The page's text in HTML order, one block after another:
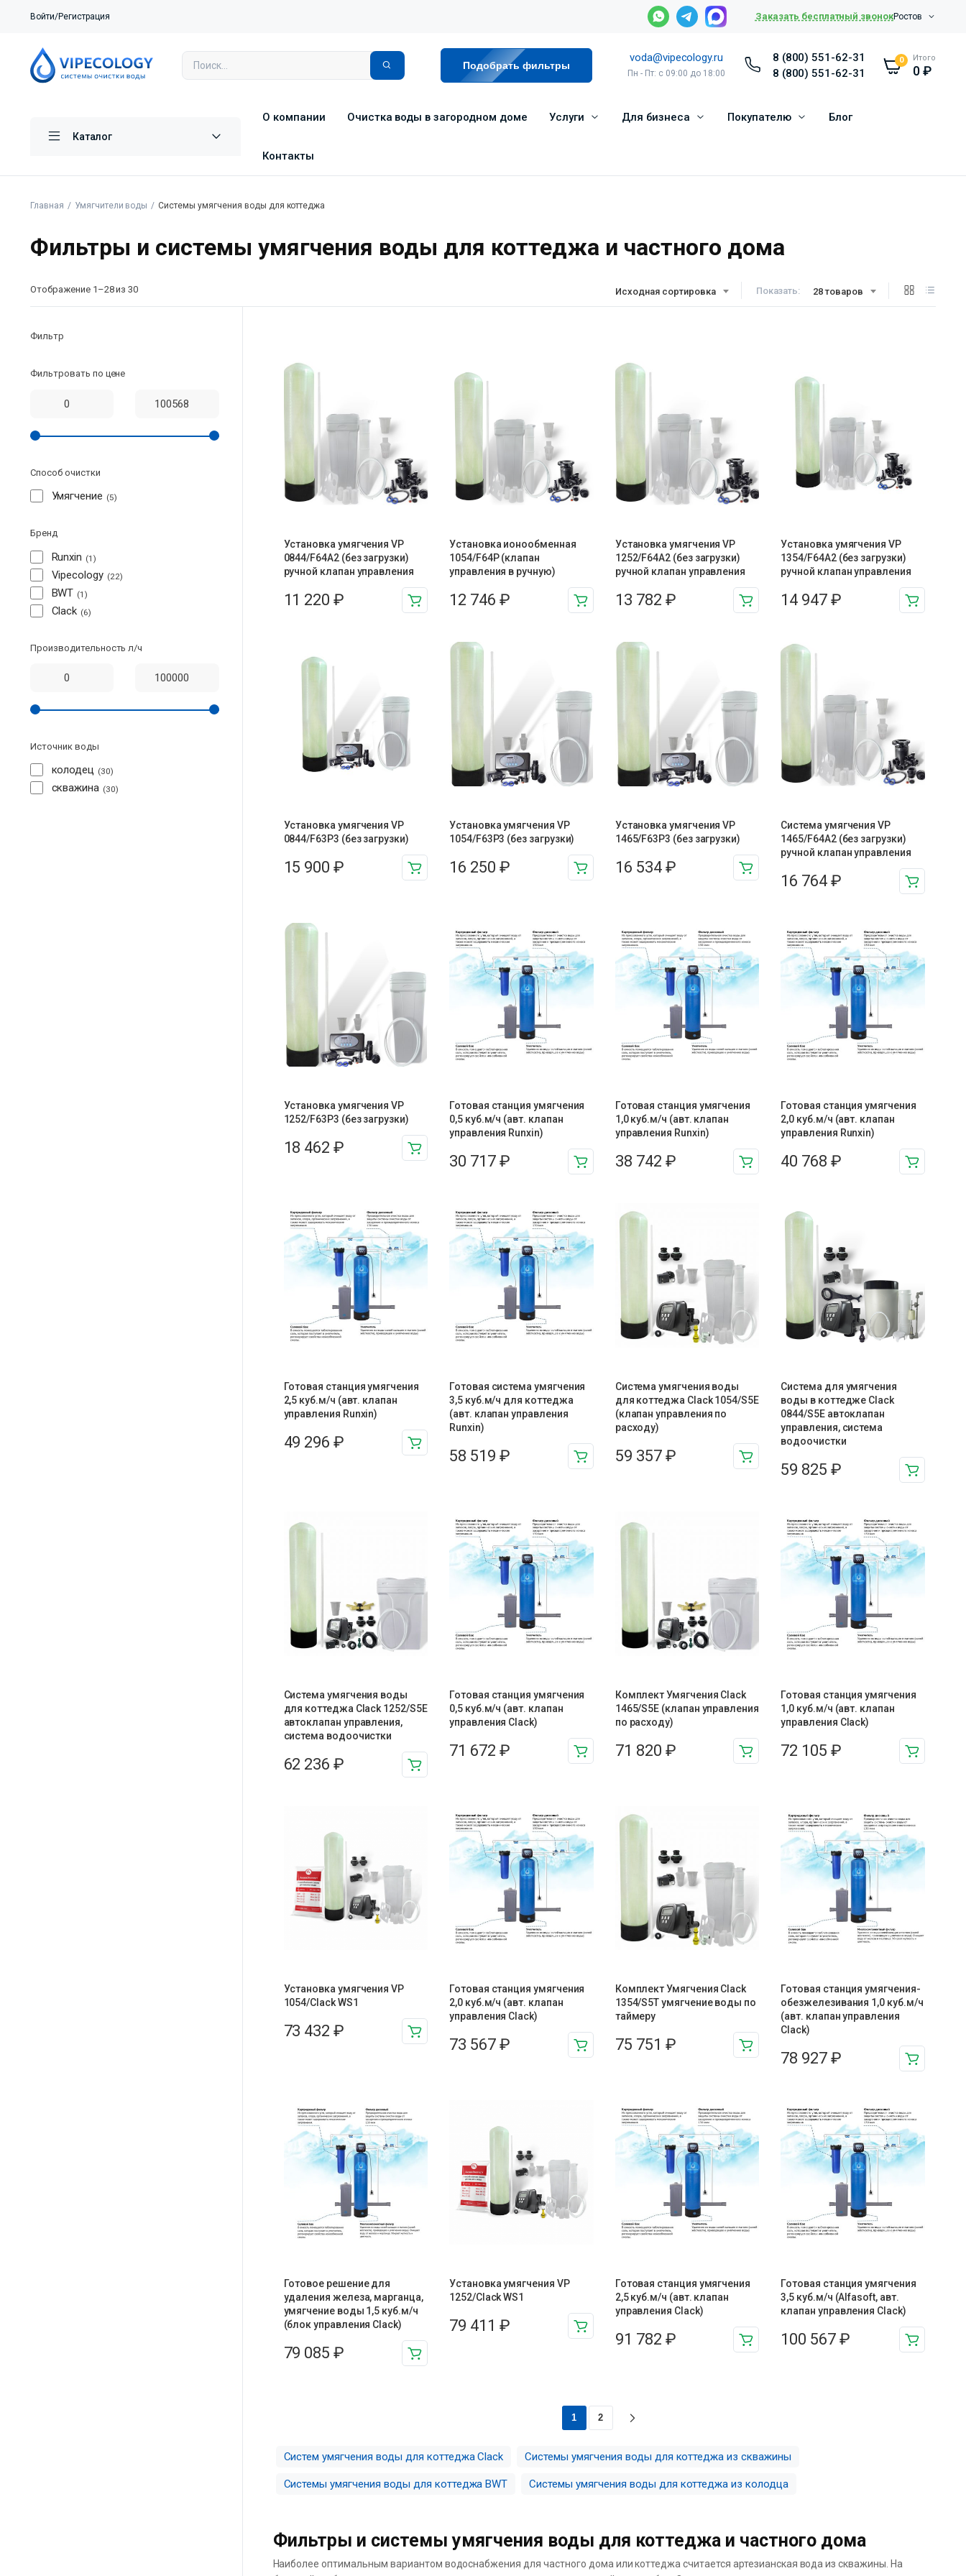
Войти/Регистрация Заказать бесплатный звонокРостов
Подобрать фильтры
voda@vipecology.ru
Пн - Пт: с 09:00 до 18:00
8 (800) 551-62-31
8 (800) 551-62-31
0 Итого
0₽
Каталог
О компании Очистка воды в загородном доме Услуги Для бизнеса Покупателю Блог
Контакты
Главная Умягчители воды Системы умягчения воды для коттеджа
Фильтры и системы умягчения воды для коттеджа и частного дома
Исходная сортировка Показать: 28 товаров
Отображение 1–28 из 30
Установка умягчения VP
0844/F64A2 (без загрузки)
ручной клапан управления
11 220₽
Установка ионообменная
1054/F64P (клапан
управления в ручную)
12 746 ₽
Установка умягчения VP
1252/F64A2 (без загрузки)
ручной клапан управления
13 782 ₽
Установка умягчения VP
1354/F64A2 (без загрузки)
ручной клапан управления
14 947₽
Установка умягчения VP
0844/F63P3 (без загрузки)
15 900₽
Установка умягчения VP
1054/F63P3 (без загрузки)
16 250 ₽
Установка умягчения VP
1465/F63P3 (без загрузки)
16 534 ₽
Система умягчения VP
1465/F64A2 (без загрузки)
ручной клапан управления
16 764₽
Установка умягчения VP
1252/F63P3 (без загрузки)
18 462₽
Готовая станция умягчения
0,5 куб.м/ч (авт. клапан
управления Runxin)
30 717 ₽
Готовая станция умягчения
1,0 куб.м/ч (авт. клапан
управления Runxin)
38 742 ₽
Готовая станция умягчения
2,0 куб.м/ч (авт. клапан
управления Runxin)
40 768₽
Готовая станция умягчения
2,5 куб.м/ч (авт. клапан
управления Runxin)
49 296₽
Готовая система умягчения
3,5 куб.м/ч для коттеджа
(авт. клапан управления
Runxin)
58 519 ₽
Система умягчения воды
для коттеджа Clack 1054/S5E
(клапан управления по
расходу)
59 357 ₽
Система для умягчения
воды в коттедже Clack
0844/S5E автоклапан
управления, система
водоочистки
59 825₽
Система умягчения воды
для коттеджа Clack 1252/S5E
автоклапан управления,
система водоочистки
62 236₽
Готовая станция умягчения
0,5 куб.м/ч (авт. клапан
управления Clack)
71 672 ₽
Комплект Умягчения Clack
1465/S5E (клапан управления
по расходу)
71 820 ₽
Готовая станция умягчения
1,0 куб.м/ч (авт. клапан
управления Clack)
72 105₽
Установка умягчения VP
1054/Clack WS1
73 432₽
Готовая станция умягчения
2,0 куб.м/ч (авт. клапан
управления Clack)
73 567 ₽
Комплект Умягчения Clack
1354/S5T умягчение воды по
таймеру
75 751 ₽
Готовая станция умягчения-
обезжелезивания 1,0 куб.м/ч
(авт. клапан управления
Clack)
78 927₽
Готовое решение для
удаления железа, марганца,
умягчение воды 1,5 куб.м/ч
(блок управления Clack)
79 085₽
Установка умягчения VP
1252/Clack WS1
79 411 ₽
Готовая станция умягчения
2,5 куб.м/ч (авт. клапан
управления Clack)
91 782 ₽
Готовая станция умягчения
3,5 куб.м/ч (Alfasoft, авт.
клапан управления Clack)
100 567₽
1 2
Систем умягчения воды для коттеджа Clack Системы умягчения воды для коттеджа из скважины
Системы умягчения воды для коттеджа BWT Системы умягчения воды для коттеджа из колодца
Фильтры и системы умягчения воды для коттеджа и частного дома
Наиболее оптимальным вариантом водоснабжения для частного дома или коттеджа считается артезианская вода из скважины. На
Фильтр
Фильтровать по цене
Способ очистки
Умягчение 5
Бренд
Runxin 1
Vipecology 22
BWT 1
Clack 6
Производительность л/ч
Источник воды
колодец 30
скважина 30